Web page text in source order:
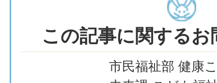
この記事に関する
市民福祉部 健康